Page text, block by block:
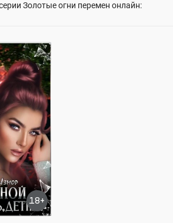
Золотые огни перемен онлайн:
18+
детка!
118.5K